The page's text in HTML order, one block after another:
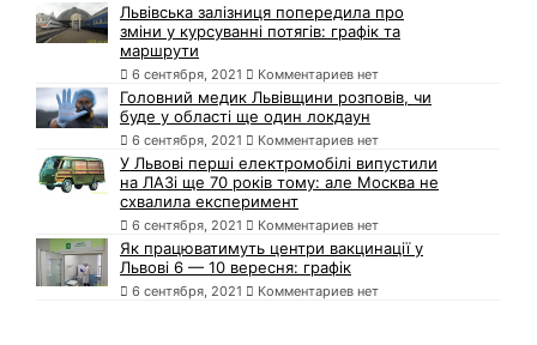
Львівська залізниця попередила про
зміни у курсуванні потягів: графік та
маршрути
6 сентября, 2021 Комментариев нет
Головний медик Львівщини розповів, чи
буде у області ще один локдаун
6 сентября, 2021 Комментариев нет
У Львові перші електромобілі випустили
на ЛАЗі ще 70 років тому: але Москва не
схвалила експеримент
6 сентября, 2021 Комментариев нет
Як працюватимуть центри вакцинації у
Львові 6 — 10 вересня: графік
6 сентября, 2021 Комментариев нет